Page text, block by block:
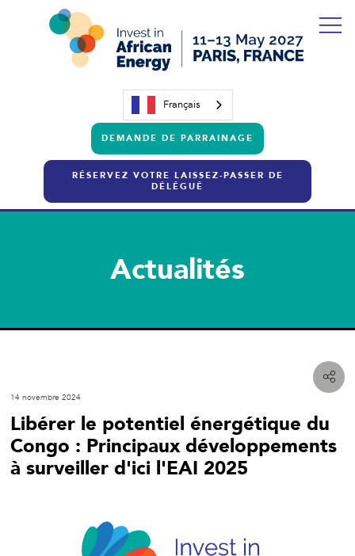
Français
DEMANDE DE PARRAINAGE
RÉSERVEZ VOTRE LAISSEZ-PASSER DE
DÉLÉGUÉ
Actualités
14 novembre 2024
Libérer le potentiel énergétique du
Congo : Principaux développements
à surveiller d'ici l'EAI 2025